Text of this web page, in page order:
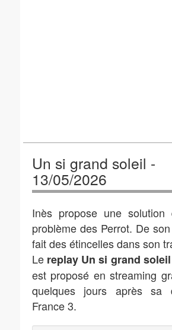
Un si grand soleil -
13/05/2026
Inès propose une solution
problème des Perrot. De
fait des étincelles dans son
Le replay Un si grand soleil
est proposé en streaming
quelques jours après sa
France 3.